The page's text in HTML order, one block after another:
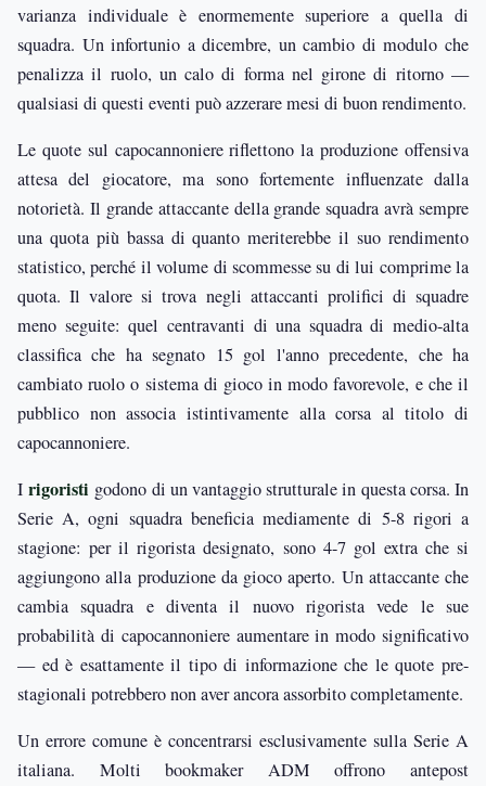
varianza individuale è enormemente superiore a quella di
squadra. Un infortunio a dicembre, un cambio di modulo che
penalizza il ruolo, un calo di forma nel girone di ritorno —
qualsiasi di questi eventi può azzerare mesi di buon rendimento.
Le quote sul capocannoniere riflettono la produzione offensiva
attesa del giocatore, ma sono fortemente influenzate dalla
notorietà. Il grande attaccante della grande squadra avrà sempre
una quota più bassa di quanto meriterebbe il suo rendimento
statistico, perché il volume di scommesse su di lui comprime la
quota. Il valore si trova negli attaccanti prolifici di squadre
meno seguite: quel centravanti di una squadra di medio-alta
classifica che ha segnato 15 gol l'anno precedente, che ha
cambiato ruolo o sistema di gioco in modo favorevole, e che il
pubblico non associa istintivamente alla corsa al titolo di
capocannoniere.
Irigoristi godono di un vantaggio strutturale in questa corsa. In
Serie A, ogni squadra beneficia mediamente di 5-8 rigori a
stagione: per il rigorista designato, sono 4-7 gol extra che si
aggiungono alla produzione da gioco aperto. Un attaccante che
cambia squadra e diventa il nuovo rigorista vede le sue
probabilità di capocannoniere aumentare in modo significativo
— ed è esattamente il tipo di informazione che le quote pre-
stagionali potrebbero non aver ancora assorbito completamente.
Un errore comune è concentrarsi esclusivamente sulla Serie A
italiana. Molti bookmaker ADM offrono antepost